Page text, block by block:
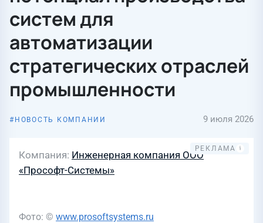
систем для
автоматизации
стратегических отраслей
промышленности
НОВОСТЬ КОМПАНИИ 9 июля 2026
Компания Инженерная компания ООО
«Прософт-Системы»
Фото: © www.prosoftsystems.ru